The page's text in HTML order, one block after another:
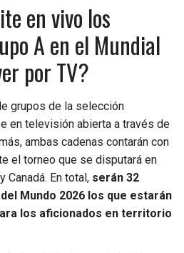
en vivo los
A en el Mundial
por TV?
grupos de la selección
en televisión abierta a través de
ambas cadenas contarán con
el torneo que se disputará en
Canadá. En total, serán 32
Mundo 2026 los que estarán
los aficionados en territorio